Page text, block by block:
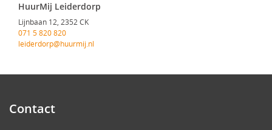
HuurMij Leiderdorp
Lijnbaan 12, 2352 CK
071 5 820 820
leiderdorp@huurmij.nl
Contact